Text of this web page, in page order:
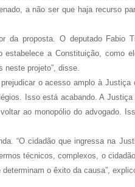
a não ser que haja recurso
da proposta. O deputado Fabio
a Constituição, como
projeto”, disse.
o acesso amplo à Justiça
Isso está acabando. A
ao monopólio do advogado.
“O cidadão que ingressa na
técnicos, complexos, o
o êxito da causa”,